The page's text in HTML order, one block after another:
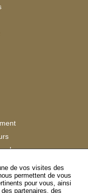
de vos visites des
permettent de vous
pour vous, ainsi
partenaires, des